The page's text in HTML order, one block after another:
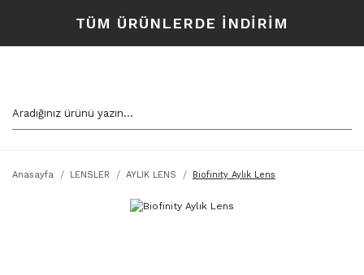
TÜM ÜRÜNLERDE İNDİRİM
Anasayfa LENSLER AYLIK LENS Biofinity Aylık Lens